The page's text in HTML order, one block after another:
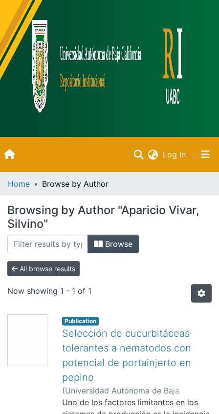
Log In(current)
Inicio
Bibliotecas
Home Browse by Author
Browsing by Author "Aparicio Vivar,
Silvino"
Browse
All browse results
Now showing 1 - 1 of 1
Publication
Selección de cucurbitáceas
tolerantes a nematodos con
potencial de portainjerto en
pepino
(Universidad Autónoma de Baja
California, Facultad de Ingeniería y
Uno de los factores limitantes en los